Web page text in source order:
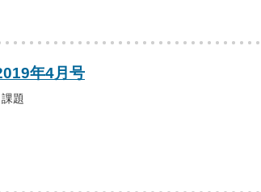
年4月号
題